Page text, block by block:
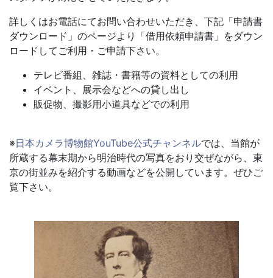
詳しくはお電話にてお問い合わせいただき、下記「申請書
ダウンロード」のページより「借用依頼申請書」をダウン
ロードしてご利用・ご申請下さい。
テレビ番組、雑誌・書籍等の資料としての利用
イベント、展示会などへの貸し出し
販促物、撮影用小道具などでの利用
※日本カメラ博物館YouTube公式チャンネルでは、当館が
所蔵する幕末期から明治時代の写真をおり交ぜながら、東
京の街並みを紹介する動画などを公開しています。ぜひご
覧下さい。